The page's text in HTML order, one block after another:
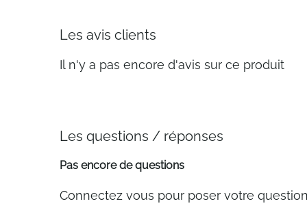
Les avis clients
Il n'y a pas encore d'avis sur ce produit
Les questions / réponses
Pas encore de questions
Connectez vous pour poser votre question